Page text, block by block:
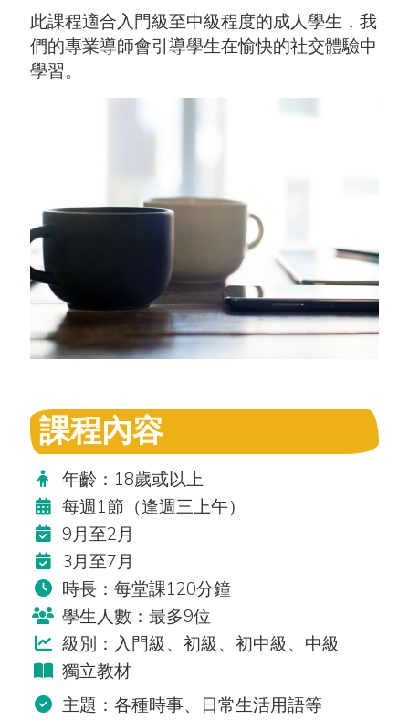
此課程適合入門級至中級程度的成人學生，我
們的專業導師會引導學生在愉快的社交體驗中
學習。
課程內容
年齡：18歲或以上
每週1節（逢週三上午）
9月至2月
3月至7月
時長：每堂課120分鐘
學生人數：最多9位
級別：入門級、初級、初中級、中級
獨立教材
主題：各種時事、日常生活用語等